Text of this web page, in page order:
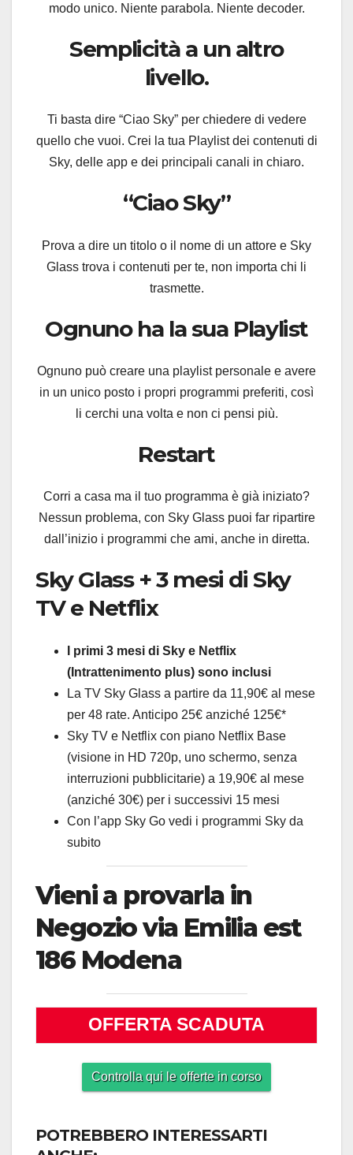
modo unico. Niente parabola. Niente decoder.
Semplicità a un altro
livello.
Ti basta dire “Ciao Sky” per chiedere di vedere
quello che vuoi. Crei la tua Playlist dei contenuti di
Sky, delle app e dei principali canali in chiaro.
“Ciao Sky”
Prova a dire un titolo o il nome di un attore e Sky
Glass trova i contenuti per te, non importa chi li
trasmette.
Ognuno ha la sua Playlist
Ognuno può creare una playlist personale e avere
in un unico posto i propri programmi preferiti, così
li cerchi una volta e non ci pensi più.
Restart
Corri a casa ma il tuo programma è già iniziato?
Nessun problema, con Sky Glass puoi far ripartire
dall’inizio i programmi che ami, anche in diretta.
Sky Glass + 3 mesi di Sky
TV e Netflix
I primi 3 mesi di Sky e Netflix
(Intrattenimento plus) sono inclusi
La TV Sky Glass a partire da 11,90€ al mese
per 48 rate. Anticipo 25€ anziché 125€*​
Sky TV e Netflix con piano Netflix Base
(visione in HD 720p, uno schermo, senza
interruzioni pubblicitarie) a 19,90€ al mese
(anziché 30€) per i successivi 15 mesi​
Con l’app Sky Go vedi i programmi Sky da
subito
Vieni a provarla in
Negozio via Emilia est
186 Modena
OFFERTA SCADUTA
POTREBBERO INTERESSARTI